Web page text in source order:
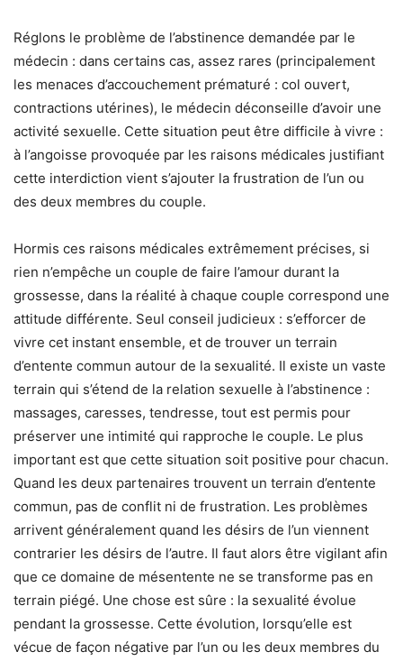
Réglons le problème de l’abstinence demandée par le
médecin : dans certains cas, assez rares (principalement
les menaces d’accouchement prématuré : col ouvert,
contractions utérines), le médecin déconseille d’avoir une
activité sexuelle. Cette situation peut être difficile à vivre :
à l’angoisse provoquée par les raisons médicales justifiant
cette interdiction vient s’ajouter la frustration de l’un ou
des deux membres du couple.
Hormis ces raisons médicales extrêmement précises, si
rien n’empêche un couple de faire l’amour durant la
grossesse, dans la réalité à chaque couple correspond une
attitude différente. Seul conseil judicieux : s’efforcer de
vivre cet instant ensemble, et de trouver un terrain
d’entente commun autour de la sexualité. Il existe un vaste
terrain qui s’étend de la relation sexuelle à l’abstinence :
massages, caresses, tendresse, tout est permis pour
préserver une intimité qui rapproche le couple. Le plus
important est que cette situation soit positive pour chacun.
Quand les deux partenaires trouvent un terrain d’entente
commun, pas de conflit ni de frustration. Les problèmes
arrivent généralement quand les désirs de l’un viennent
contrarier les désirs de l’autre. Il faut alors être vigilant afin
que ce domaine de mésentente ne se transforme pas en
terrain piégé. Une chose est sûre : la sexualité évolue
pendant la grossesse. Cette évolution, lorsqu’elle est
vécue de façon négative par l’un ou les deux membres du